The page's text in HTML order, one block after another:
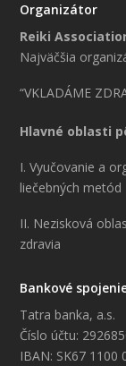
Organizátor
Reiki
Najväčšia
“VKLADÁME
Hlavné oblasti
I. Vyučovanie a
liečebných metód
II. Nezisková
zdravia
Bankové
Tatra banka, a.s.
Číslo účtu:
IBAN: SK67 1100